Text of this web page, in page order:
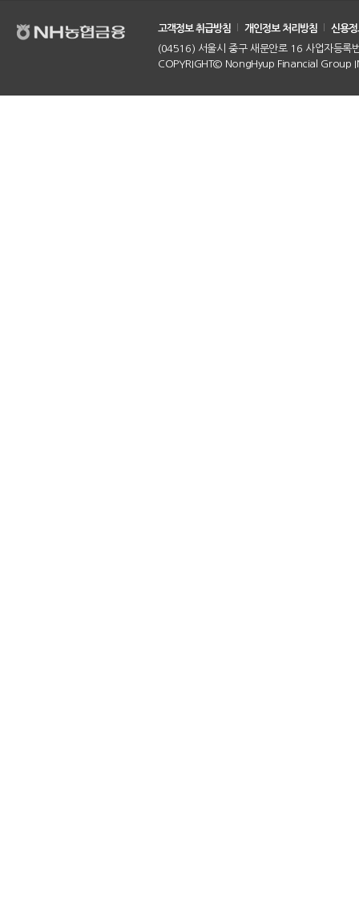
고객정보 취급방침 개인정보 처리방침
신용
(04516) 서울시 중구 새문안로 16 사업자등
COPYRIGHT© NongHyup Financial Group